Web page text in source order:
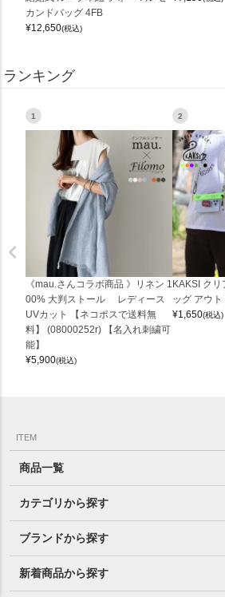
カンドバッグ 4FB
¥12,650(税込)
ランキング
1
《mau.さんコラボ商品 》リネン 1
00% 大判ストール レディース
UVカット 【ネコポスで送料無
料】 (08000252r) 【名入れ刺繍可
能】
¥5,900(税込)
2
KAKSI ク
ッグ アウ
¥1,650(税込)
ITEM
商品一覧
カテゴリから探す
ブランドから探す
新着商品から探す